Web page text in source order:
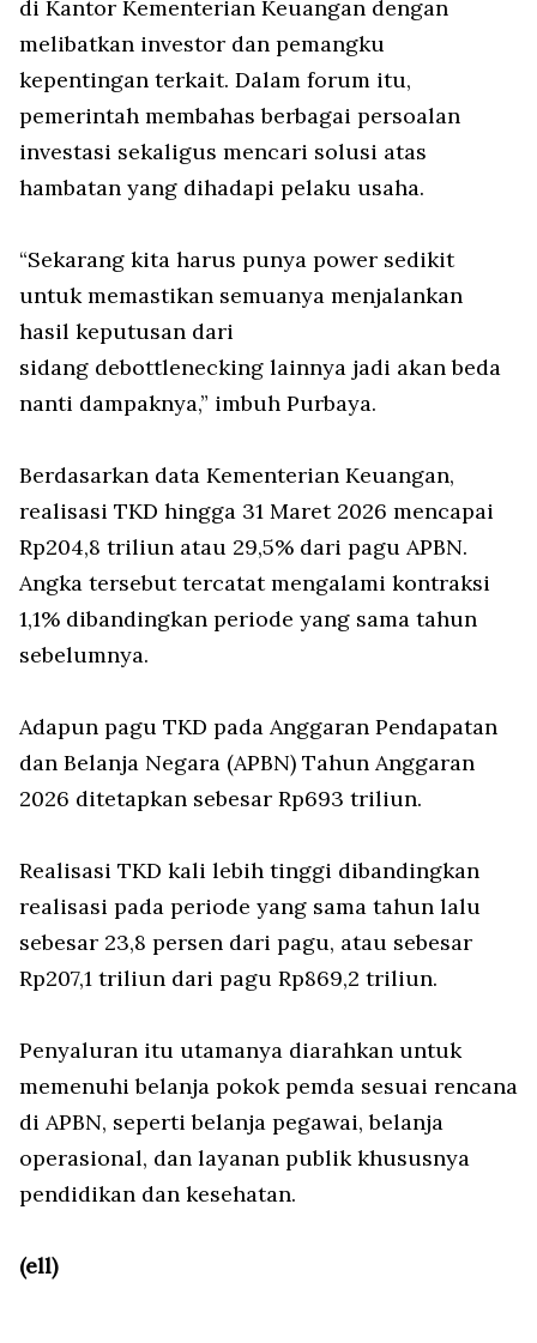
di Kantor Kementerian Keuangan dengan
melibatkan investor dan pemangku
kepentingan terkait. Dalam forum itu,
pemerintah membahas berbagai persoalan
investasi sekaligus mencari solusi atas
hambatan yang dihadapi pelaku usaha.
“Sekarang kita harus punya power sedikit
untuk memastikan semuanya menjalankan
hasil keputusan dari
sidang debottlenecking lainnya jadi akan beda
nanti dampaknya,” imbuh Purbaya.
Berdasarkan data Kementerian Keuangan,
realisasi TKD hingga 31 Maret 2026 mencapai
Rp204,8 triliun atau 29,5% dari pagu APBN.
Angka tersebut tercatat mengalami kontraksi
1,1% dibandingkan periode yang sama tahun
sebelumnya.
Adapun pagu TKD pada Anggaran Pendapatan
dan Belanja Negara (APBN) Tahun Anggaran
2026 ditetapkan sebesar Rp693 triliun.
Realisasi TKD kali lebih tinggi dibandingkan
realisasi pada periode yang sama tahun lalu
sebesar 23,8 persen dari pagu, atau sebesar
Rp207,1 triliun dari pagu Rp869,2 triliun.
Penyaluran itu utamanya diarahkan untuk
memenuhi belanja pokok pemda sesuai rencana
di APBN, seperti belanja pegawai, belanja
operasional, dan layanan publik khususnya
pendidikan dan kesehatan.
(ell)